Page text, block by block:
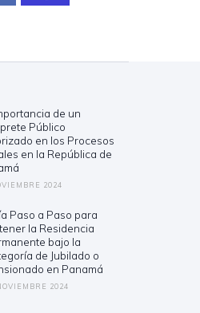
de un
Público
en los Procesos
en la República de
2024
Paso a Paso para
la Residencia
bajo la
de Jubilado o
en Panamá
2024